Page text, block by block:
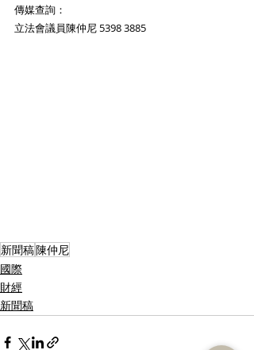
傳媒查詢：
立法會議員陳仲尼 5398 3885
新聞稿陳仲尼
國際
財經
新聞稿